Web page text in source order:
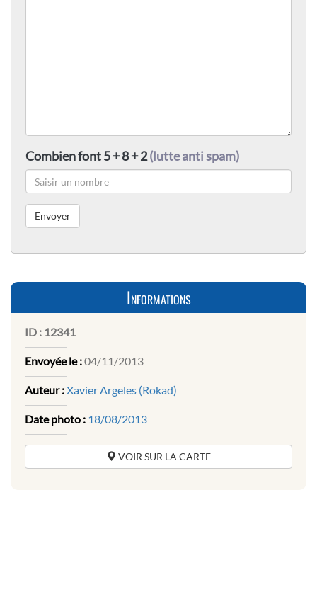
Combien font 5 + 8 + 2(lutte anti spam)
Informations
ID : 12341
Envoyée le :04/11/2013
Auteur :Xavier Argeles (Rokad)
Date photo : 18/08/2013
VOIR SUR LA CARTE